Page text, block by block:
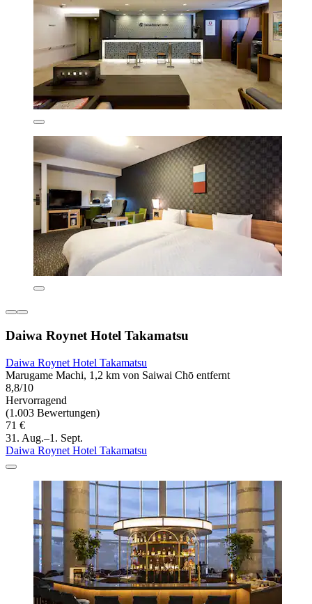
Daiwa Roynet Hotel Takamatsu
Daiwa Roynet Hotel Takamatsu
Marugame Machi, 1,2 km von Saiwai Chō entfernt
8,8/10
Hervorragend
(1.003 Bewertungen)
71 €
31. Aug.–1. Sept.
Daiwa Roynet Hotel Takamatsu